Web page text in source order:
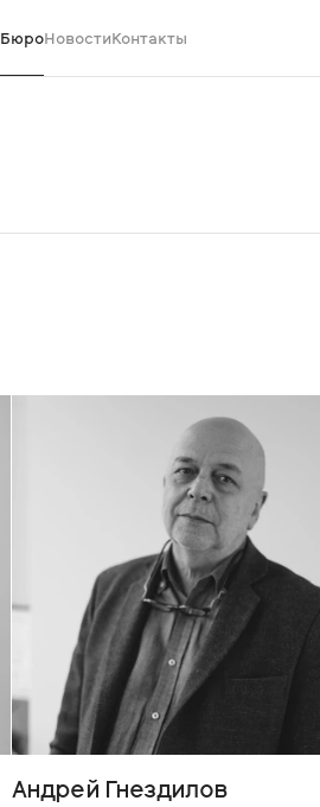
БюроНовостиКонтакты
Андрей Гнездилов